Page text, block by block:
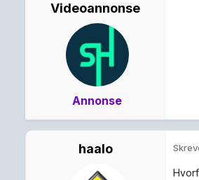
Videoannonse
Annonse
haalo